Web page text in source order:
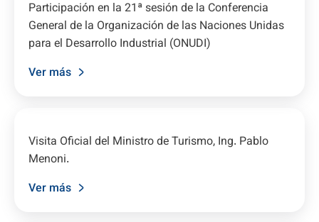
Participación en la 21ª sesión de la Conferencia
General de la Organización de las Naciones Unidas
para el Desarrollo Industrial (ONUDI)
Ver más
Visita Oficial del Ministro de Turismo, Ing. Pablo
Menoni.
Ver más